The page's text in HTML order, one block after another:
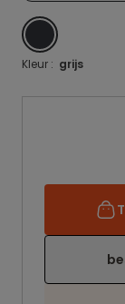
GRIJS
Kleur : grijs